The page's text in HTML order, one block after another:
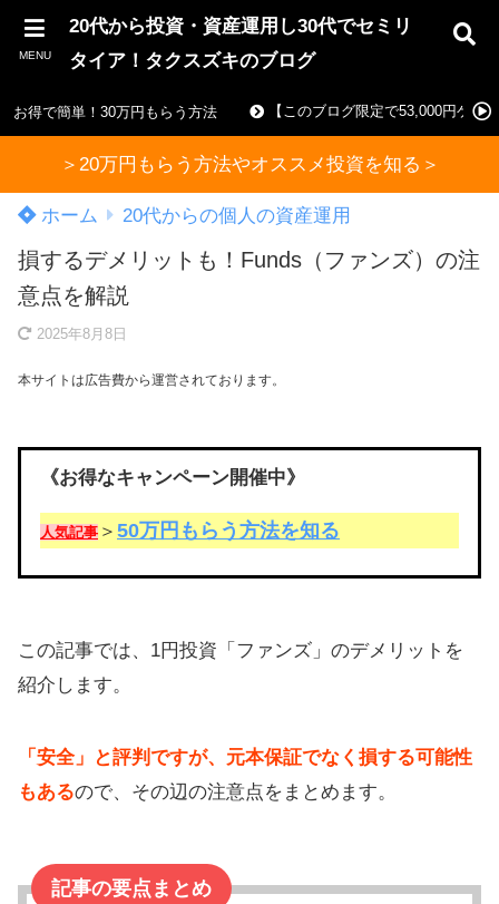
MENU
20代から投資・資産運用し30代でセミリ
タイア！タクスズキのブログ
お得で簡単！30万円もらう方法 【このブログ限定で53,000円ゲッ
＞20万円もらう方法やオススメ投資を知る＞
ホーム 20代からの個人の資産運用
損するデメリットも！Funds（ファンズ）の注
意点を解説
2025年8月8日
本サイトは広告費から運営されております。
《お得なキャンペーン開催中》
人気記事 ＞ 50万円もらう方法を知る
この記事では、1円投資「ファンズ」のデメリットを
紹介します。
「安全」と評判ですが、元本保証でなく損する可能性
もあるので、その辺の注意点をまとめます。
記事の要点まとめ